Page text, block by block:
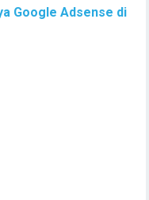
Google Adsense di